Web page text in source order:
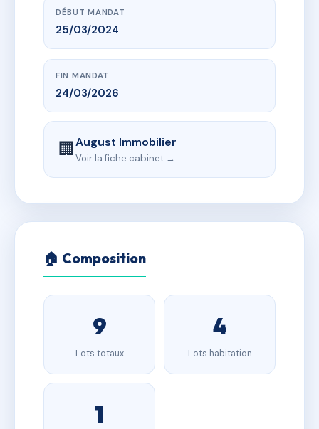
DÉBUT MANDAT
25/03/2024
FIN MANDAT
24/03/2026
🏢August Immobilier
Voir la fiche cabinet →
🏠 Composition
9
Lots totaux
4
Lots habitation
1